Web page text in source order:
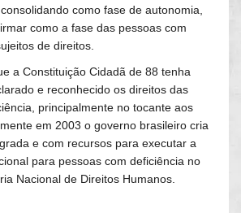
como fase de autonomia,
como a fase das pessoas com
de direitos.
a Constituição Cidadã de 88 tenha
e reconhecido os direitos das
principalmente no tocante aos
em 2003 o governo brasileiro cria
e com recursos para executar a
para pessoas com deficiência no
Nacional de Direitos Humanos.